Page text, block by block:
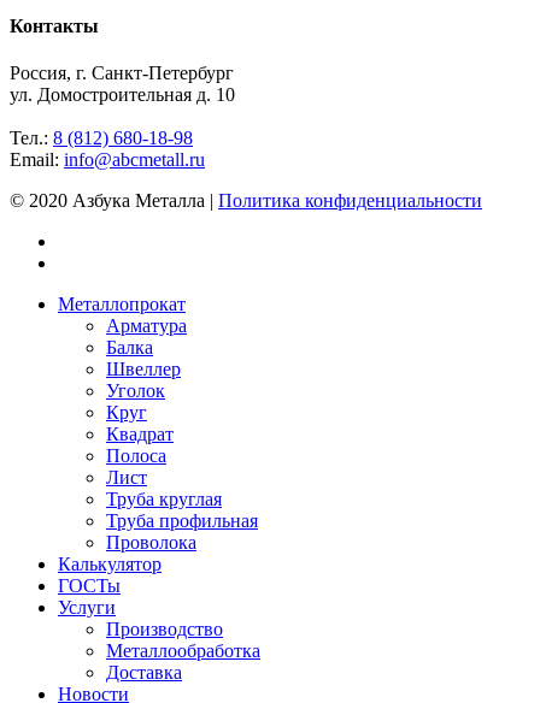
Контакты
Россия, г. Санкт-Петербург
ул. Домостроительная д. 10
Тел.: 8 (812) 680-18-98
Email: info@abcmetall.ru
© 2020 Азбука Металла | Политика конфиденциальности
Металлопрокат
Арматура
Балка
Швеллер
Уголок
Круг
Квадрат
Полоса
Лист
Труба круглая
Труба профильная
Проволока
Калькулятор
ГОСТы
Услуги
Производство
Металлообработка
Доставка
Новости